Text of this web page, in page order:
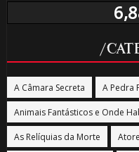
/
A Câmara Secreta A Pedra
Animais Fantásticos e Onde
As Relíquias da Morte